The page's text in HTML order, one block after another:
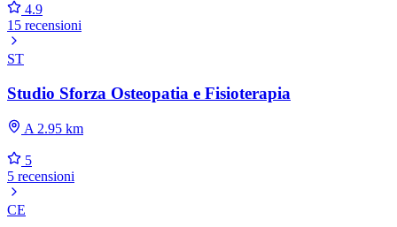
4.9
15 recensioni
ST
Studio Sforza Osteopatia e Fisioterapia
A 2.95 km
5
5 recensioni
CE